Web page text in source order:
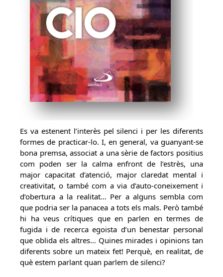
Es va estenent l’interès pel silenci i per les diferents
formes de practicar-lo. I, en general, va guanyant-se
bona premsa, associat a una sèrie de factors positius
com poden ser la calma enfront de l’estrès, una
major capacitat d’atenció, major claredat mental i
creativitat, o també com a via d’auto-coneixement i
d’obertura a la realitat… Per a alguns sembla com
que podria ser la panacea a tots els mals. Però també
hi ha veus crítiques que en parlen en termes de
fugida i de recerca egoista d’un benestar personal
que oblida els altres… Quines mirades i opinions tan
diferents sobre un mateix fet! Perquè, en realitat, de
què estem parlant quan parlem de silenci?